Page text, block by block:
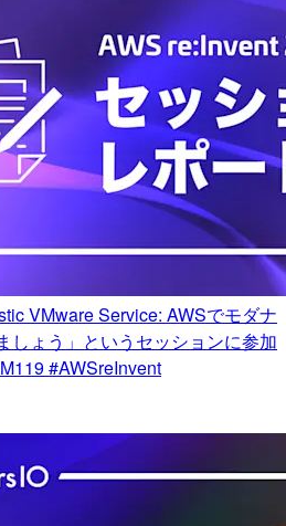
VMware Service: AWSでモダナ
しょう」というセッションに参加
#AWSreInvent